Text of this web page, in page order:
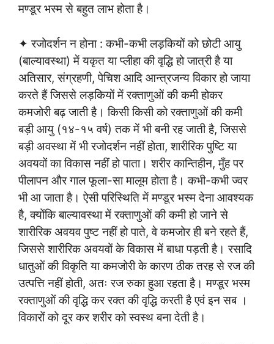
मण्डूर भस्म से बहुत लाभ होता है।
✦ रजोदर्शन न होना : कभी-कभी लड़कियों को छोटी आयु
(बाल्यावस्था) में यकृत या प्लीहा की वृद्धि हो जात्री है या
अतिसार, संग्रहणी, पेचिश आदि आन्त्रजन्य विकार हो जाया
करते हैं जिससे लड़कियों में रक्ताणुओं की कमी होकर
कमजोरी बढ़ जाती है। किसी किसी को रक्ताणुओं की कमी
बड़ी आयु (१४-१५ वर्ष) तक में भी बनी रह जाती है, जिससे
बड़ी अवस्था में भी रजोदर्शन नहीं होता, शारीरिक पुष्टि या
अवयवों का विकास नहीं हो पाता। शरीर कान्तिहीन, मुँह पर
पीलापन और गाल फूला-सा मालूम होता है। कभी-कभी ज्वर
भी आ जाता है। ऐसी परिस्थिति में मण्डूर भस्म देना आवश्यक
है, क्योंकि बाल्यावस्था में रक्ताणुओं की कमी हो जाने से
शारीरिक अवयव पुष्ट नहीं हो पाते, वे कमजोर ही बने रहते हैं,
जिससे शारीरिक अवयवों के विकास में बाधा पड़ती है। रसादि
धातुओं की विकृति या कमजोरी के कारण ठीक तरह से रज की
उत्पत्ति नहीं होती, अतः रज रुका हुआ रहता है। मण्डूर भस्म
रक्ताणुओं की वृद्धि कर रक्त की वृद्धि करती है एवं इन सब ।
विकारों को दूर कर शरीर को स्वस्थ बना देती है।